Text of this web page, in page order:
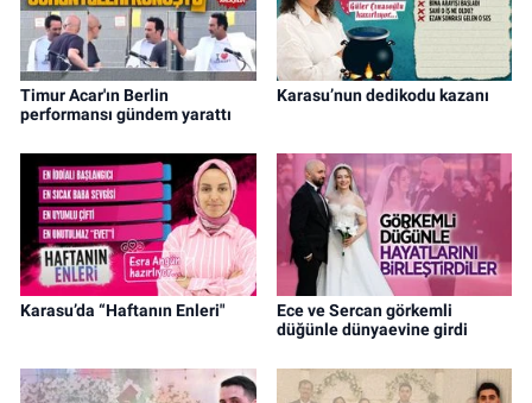
Timur Acar'ın Berlin
performansı gündem yarattı
Karasu’nun dedikodu kazanı
Karasu’da “Haftanın Enleri"
Ece ve Sercan görkemli
düğünle dünyaevine girdi